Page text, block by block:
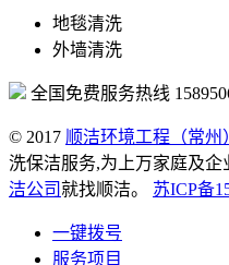
地毯清洗
外墙清洗
全国免费服务热线
© 2017 顺洁环境工程（常州
洗保洁服务,为上万家庭及企
洁公司就找顺洁。 苏ICP备
一键拨号
服务项目